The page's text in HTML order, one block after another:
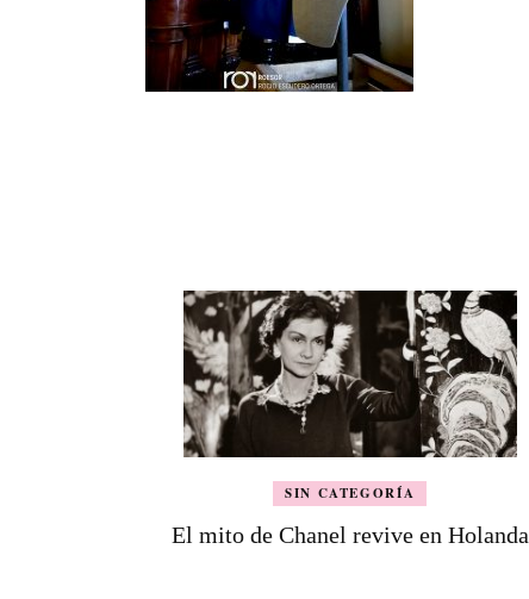
SIN CATEGORÍA
El mito de Chanel revive en Holanda